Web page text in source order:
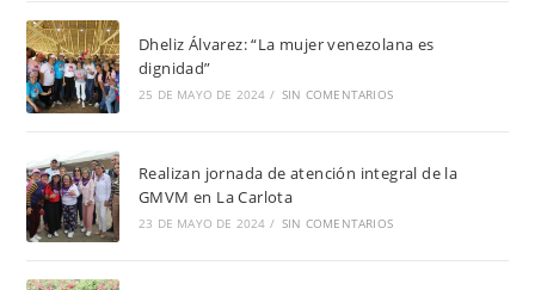
Dheliz Álvarez: “La mujer venezolana es
dignidad”
25 DE MAYO DE 2024 / SIN COMENTARIOS
Realizan jornada de atención integral de la
GMVM en La Carlota
23 DE MAYO DE 2024 / SIN COMENTARIOS